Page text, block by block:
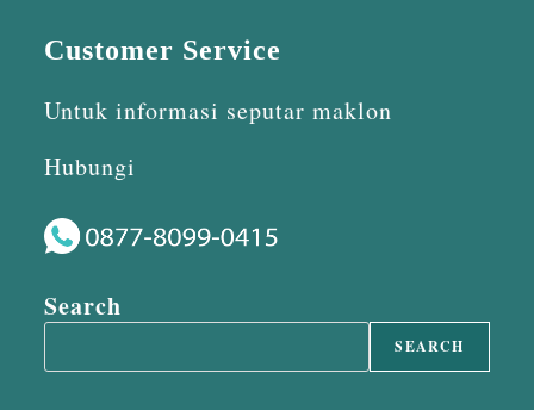
Customer Service
Untuk informasi seputar maklon
Hubungi
Search
SEARCH